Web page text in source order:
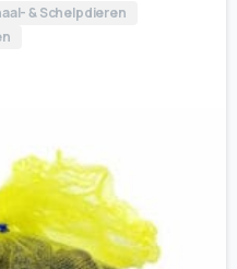
& Schelpdieren